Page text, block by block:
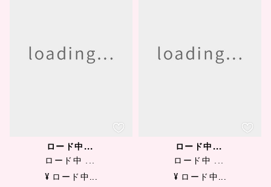
ロード中...
ロード中 ...
¥ ロード中...
ロード中...
ロード中 ...
¥ ロード中...